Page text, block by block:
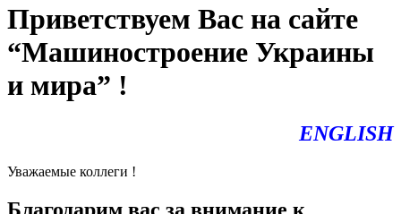
Приветствуем Вас на сайте
“Машиностроение Украины
и мира” !
ENGLISH
Уважаемые коллеги !
Благодарим вас за внимание к